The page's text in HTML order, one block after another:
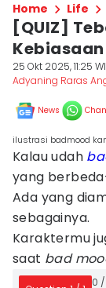
Home Life
[QUIZ]
25 Okt 2025, 11:25
Adyaning Raras
News
ilustrasi badmood
Kalau udah
yang
Ada yang
sebagainya.
Karaktermu
saat bad
0 /